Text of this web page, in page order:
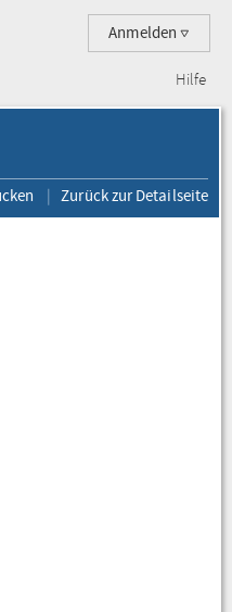
Anmelden
Hilfe
Zurück zur Detailseite